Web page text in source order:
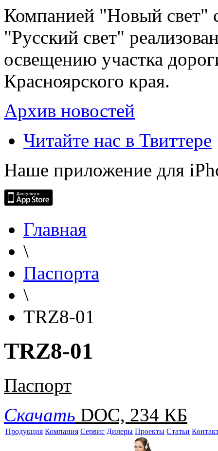
Компанией "Новый свет"
"Русский свет"
освещению участка
Красноярского края.
Архив новостей
Читайте нас в Твиттере
Наше приложение для
Главная
\
Паспорта
\
TRZ8-01
TRZ8-01
Паспорт
Скачать DOC, 234 КБ
Продукция Компания Сервис Дилеры Проекты Статьи